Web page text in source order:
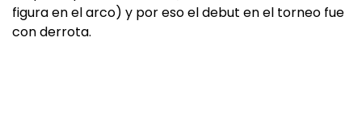
figura en el arco) y por eso el debut en el torneo fue
con derrota.